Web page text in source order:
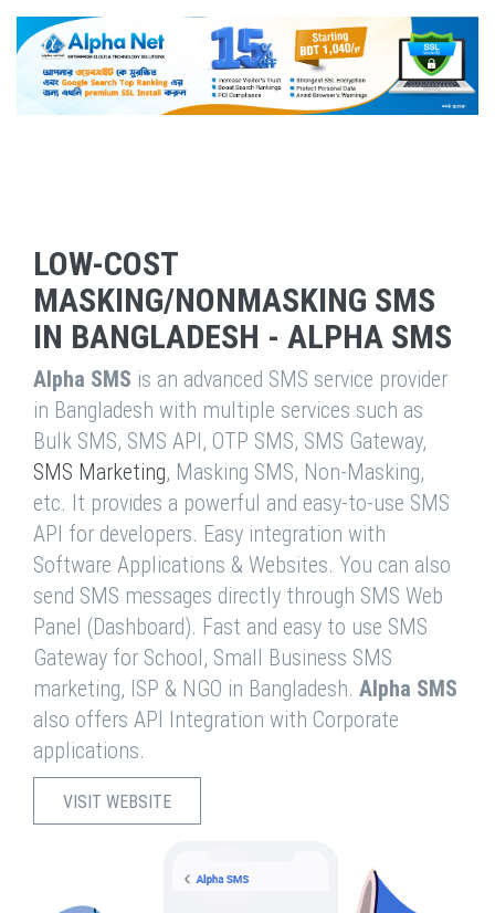
LOW-COST
MASKING/NONMASKING SMS
IN BANGLADESH - ALPHA SMS
Alpha SMS is an advanced SMS service provider
in Bangladesh with multiple services such as
Bulk SMS, SMS API, OTP SMS, SMS Gateway,
SMS Marketing, Masking SMS, Non-Masking,
etc. It provides a powerful and easy-to-use SMS
API for developers. Easy integration with
Software Applications & Websites. You can also
send SMS messages directly through SMS Web
Panel (Dashboard). Fast and easy to use SMS
Gateway for School, Small Business SMS
marketing, ISP & NGO in Bangladesh. Alpha SMS
also offers API Integration with Corporate
applications.
VISIT WEBSITE